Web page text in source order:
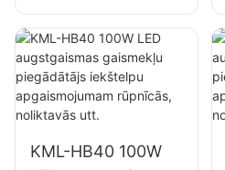
apgaismojums
KML-FL2C 750W
LED prožektoru
piegādātājs
KML-HB40 100W